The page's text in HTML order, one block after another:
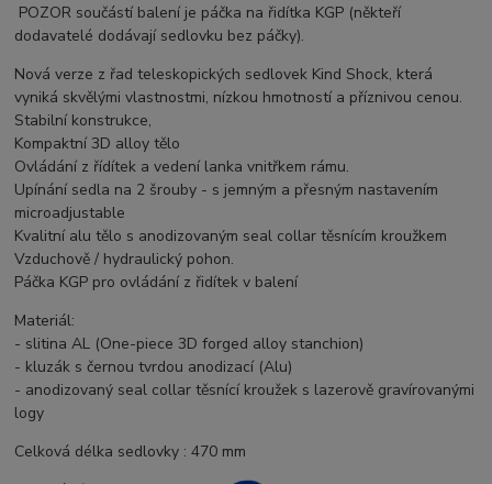
POZOR součástí balení je páčka na řidítka KGP (někteří
dodavatelé dodávají sedlovku bez páčky).
Nová verze z řad teleskopických sedlovek Kind Shock, která
vyniká skvělými vlastnostmi, nízkou hmotností a příznivou cenou.
Stabilní konstrukce,
Kompaktní 3D alloy tělo
Ovládání z řídítek a vedení lanka vnitřkem rámu.
Upínání sedla na 2 šrouby - s jemným a přesným nastavením
microadjustable
Kvalitní alu tělo s anodizovaným seal collar těsnícím kroužkem
Vzduchově / hydraulický pohon.
Páčka KGP pro ovládání z řidítek v balení
Materiál:
- slitina AL (One-piece 3D forged alloy stanchion)
- kluzák s černou tvrdou anodizací (Alu)
- anodizovaný seal collar těsnící kroužek s lazerově gravírovanými
logy
Celková délka sedlovky : 470 mm